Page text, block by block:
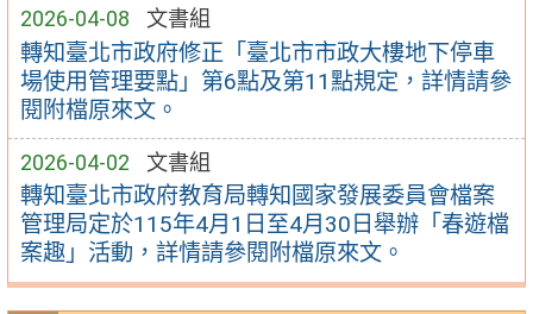
2026-04-08 文書組
轉知臺北市政府修正「臺北市市政大樓地下停車
場使用管理要點」第6點及第11點規定，詳情請參
閱附檔原來文。
2026-04-02 文書組
轉知臺北市政府教育局轉知國家發展委員會檔案
管理局定於115年4月1日至4月30日舉辦「春遊檔
案趣」活動，詳情請參閱附檔原來文。